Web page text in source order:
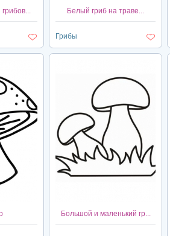
Белый гриб на траве...
Грибы
Большой и маленький гр...